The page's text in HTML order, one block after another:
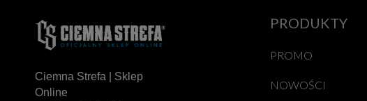
Ciemna Strefa | Sklep
Online
PRODUKTY
PROMO
NOWOŚCI